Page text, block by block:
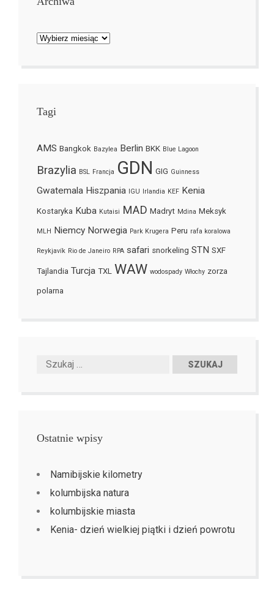
Archiwa
Tagi
AMS Bangkok Bazylea Berlin BKK Blue Lagoon
Brazylia BSL Francja GDN GIG Guinness
Gwatemala Hiszpania IGU Irlandia KEF Kenia
Kostaryka Kuba Kutaisi MAD Madryt Mdina Meksyk
MLH Niemcy Norwegia Park Krugera Peru rafa koralowa
Reykjavík Rio de Janeiro RPA safari snorkeling STN SXF
Tajlandia Turcja TXL WAW wodospady Włochy zorza
polarna
Ostatnie wpisy
Namibijskie kilometry
kolumbijska natura
kolumbijskie miasta
Kenia- dzień wielkiej piątki i dzień powrotu